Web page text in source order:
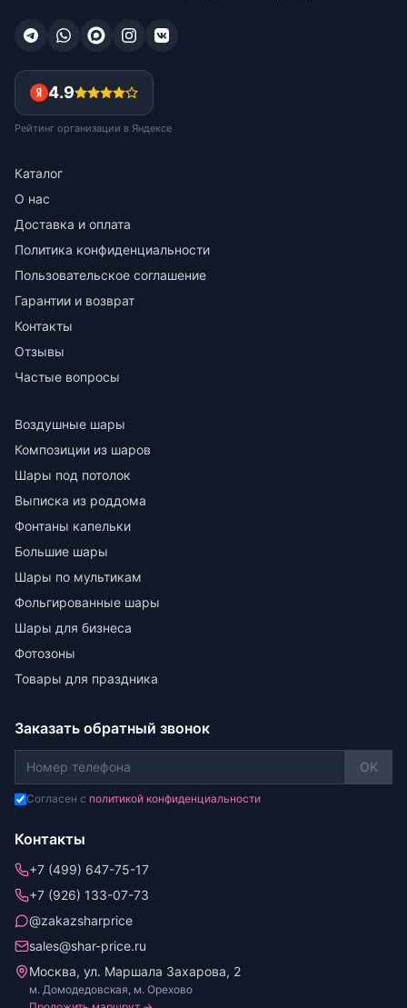
4.9
Рейтинг организации в Яндексе
Каталог
О нас
Доставка и оплата
Политика конфиденциальности
Пользовательское соглашение
Гарантии и возврат
Контакты
Отзывы
Частые вопросы
Воздушные шары
Композиции из шаров
Шары под потолок
Выписка из роддома
Фонтаны капельки
Большие шары
Шары по мультикам
Фольгированные шары
Шары для бизнеса
Фотозоны
Товары для праздника
Заказать обратный звонок
OK
Согласен с политикой конфиденциальности
Контакты
+7 (499) 647-75-17
+7 (926) 133-07-73
@zakazsharprice
sales@shar-price.ru
Москва, ул. Маршала Захарова, 2
м. Домодедовская, м. Орехово